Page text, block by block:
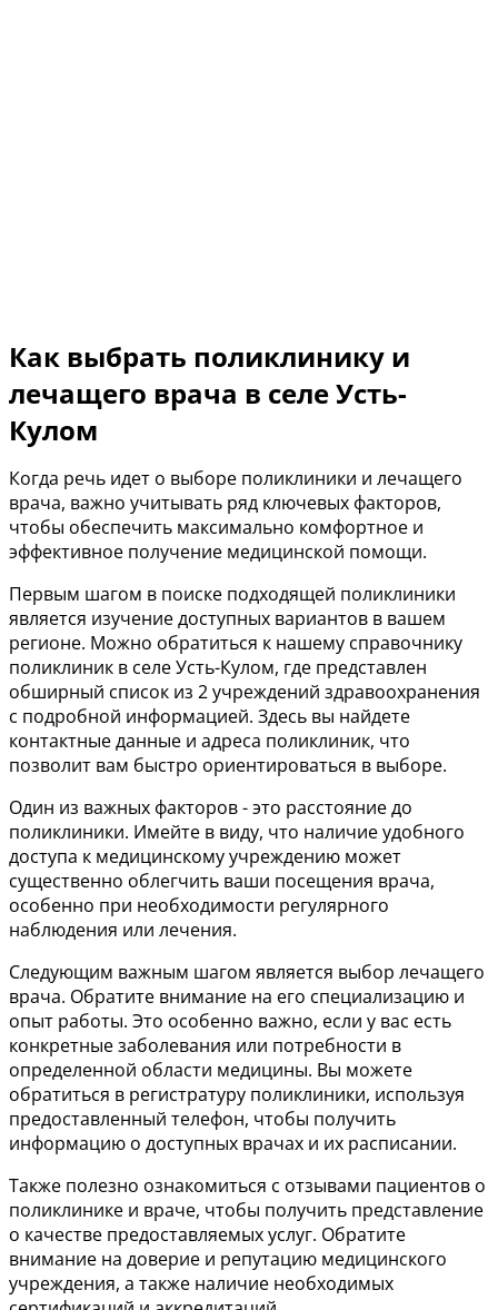
Как выбрать поликлинику и
лечащего врача в селе Усть-
Кулом
Когда речь идет о выборе поликлиники и лечащего
врача, важно учитывать ряд ключевых факторов,
чтобы обеспечить максимально комфортное и
эффективное получение медицинской помощи.
Первым шагом в поиске подходящей поликлиники
является изучение доступных вариантов в вашем
регионе. Можно обратиться к нашему справочнику
поликлиник в селе Усть-Кулом, где представлен
обширный список из 2 учреждений здравоохранения
с подробной информацией. Здесь вы найдете
контактные данные и адреса поликлиник, что
позволит вам быстро ориентироваться в выборе.
Один из важных факторов - это расстояние до
поликлиники. Имейте в виду, что наличие удобного
доступа к медицинскому учреждению может
существенно облегчить ваши посещения врача,
особенно при необходимости регулярного
наблюдения или лечения.
Следующим важным шагом является выбор лечащего
врача. Обратите внимание на его специализацию и
опыт работы. Это особенно важно, если у вас есть
конкретные заболевания или потребности в
определенной области медицины. Вы можете
обратиться в регистратуру поликлиники, используя
предоставленный телефон, чтобы получить
информацию о доступных врачах и их расписании.
Также полезно ознакомиться с отзывами пациентов о
поликлинике и враче, чтобы получить представление
о качестве предоставляемых услуг. Обратите
внимание на доверие и репутацию медицинского
учреждения, а также наличие необходимых